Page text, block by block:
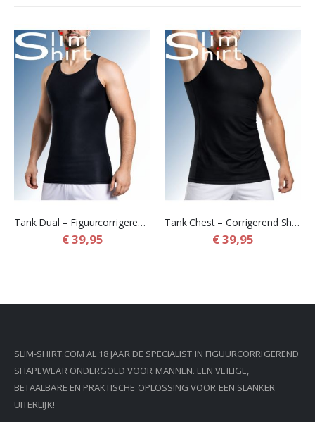
Tank Dual – Figuurcorrigerend Shirt voor Mannen
€ 39,95
Tank Chest – Corrigerend Shirt voor Borstvorming bij Mannen
€ 39,95
SLIM-SHIRT.COM AL 18 JAAR DE SPECIALIST IN FIGUURCORRIGEREND
SHAPEWEAR ONDERGOED VOOR MANNEN. EEN VEILIGE,
BETAALBARE EN PRAKTISCHE OPLOSSING VOOR EEN SLANKER
UITERLIJK!